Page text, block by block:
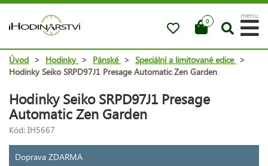
0
menu
Úvod > Hodinky > Pánské > Speciální a limitované edice >
Hodinky Seiko SRPD97J1 Presage Automatic Zen Garden
Hodinky Seiko SRPD97J1 Presage
Automatic Zen Garden
Kód: IH5667
Doprava ZDARMA